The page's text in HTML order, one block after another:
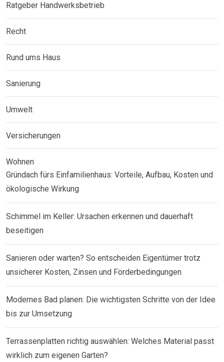
Ratgeber Handwerksbetrieb
Recht
Rund ums Haus
Sanierung
Umwelt
Versicherungen
Wohnen
Gründach fürs Einfamilienhaus: Vorteile, Aufbau, Kosten und
ökologische Wirkung
Schimmel im Keller: Ursachen erkennen und dauerhaft
beseitigen
Sanieren oder warten? So entscheiden Eigentümer trotz
unsicherer Kosten, Zinsen und Förderbedingungen
Modernes Bad planen: Die wichtigsten Schritte von der Idee
bis zur Umsetzung
Terrassenplatten richtig auswählen: Welches Material passt
wirklich zum eigenen Garten?